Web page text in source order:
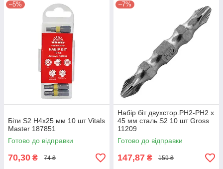
–5%
Біти S2 H4х25 мм 10 шт Vitals
Master 187851
Готово до відправки
70,30 ₴ 74 ₴
–7%
Набір біт двухстор.PH2-PH2 х
45 мм сталь S2 10 шт Gross
11209
Готово до відправки
147,87 ₴ 159 ₴